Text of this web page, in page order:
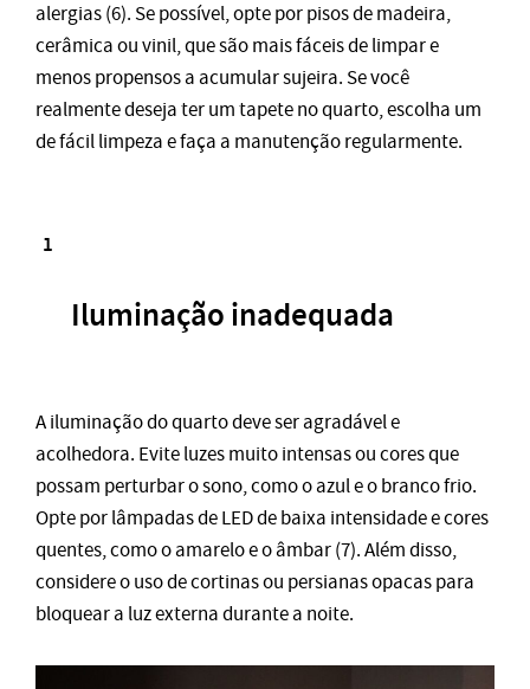
alergias (6). Se possível, opte por pisos de madeira,
cerâmica ou vinil, que são mais fáceis de limpar e
menos propensos a acumular sujeira. Se você
realmente deseja ter um tapete no quarto, escolha um
de fácil limpeza e faça a manutenção regularmente.
Iluminação inadequada
A iluminação do quarto deve ser agradável e
acolhedora. Evite luzes muito intensas ou cores que
possam perturbar o sono, como o azul e o branco frio.
Opte por lâmpadas de LED de baixa intensidade e cores
quentes, como o amarelo e o âmbar (7). Além disso,
considere o uso de cortinas ou persianas opacas para
bloquear a luz externa durante a noite.